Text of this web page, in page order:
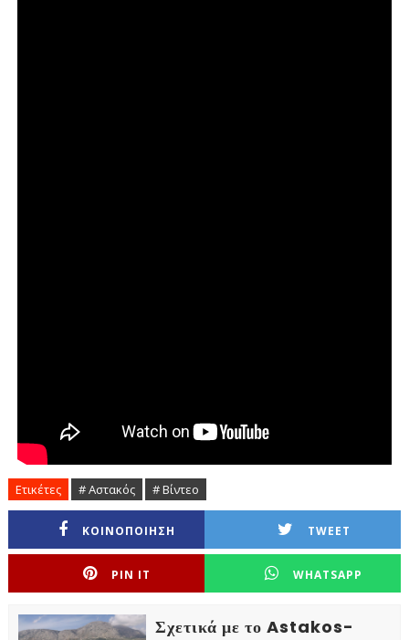
Ετικέτες # Αστακός # Βίντεο
ΚΟΙΝΟΠΟΙΗΣΗ TWEET
PIN IT WHATSAPP
Σχετικά με το Astakos-